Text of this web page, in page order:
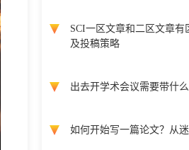
SCI一区文章和二区文章
及投稿策略
出去开学术会议需要带什么
如何开始写一篇论文？从